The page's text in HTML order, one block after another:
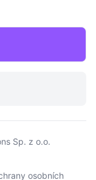
Sp. z o.o.
osobních